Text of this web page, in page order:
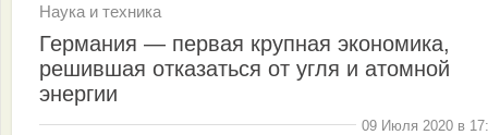
Наука и техника
Германия — первая крупная экономика,
решившая отказаться от угля и атомной
энергии
09 Июля 2020 в